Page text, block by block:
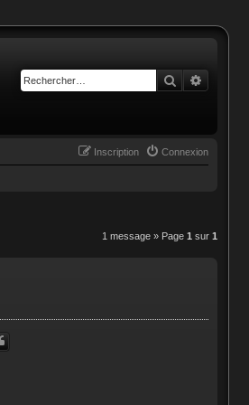
Rechercher
Connexion
Inscription
1 message » Page 1 sur 1